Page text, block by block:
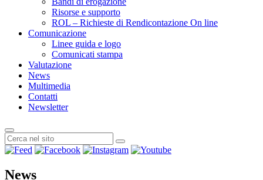
Risorse e supporto
ROL – Richieste di Rendicontazione On line
Comunicazione
Linee guida e logo
Comunicati stampa
Valutazione
News
Multimedia
Contatti
Newsletter
News